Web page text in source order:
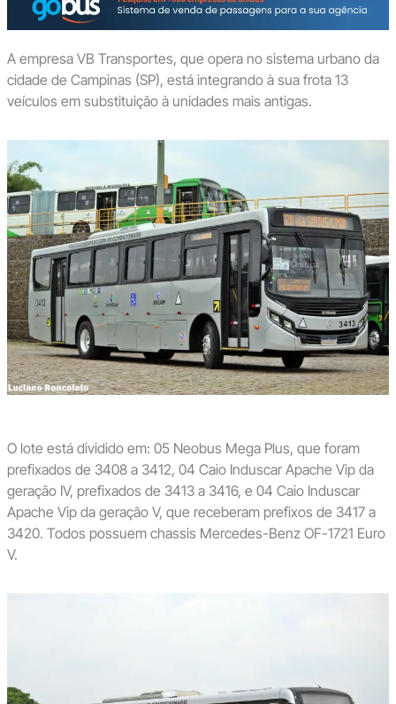
A empresa VB Transportes, que opera no sistema urbano da
cidade de Campinas (SP), está integrando à sua frota 13
veículos em substituição à unidades mais antigas.
O lote está dividido em: 05 Neobus Mega Plus, que foram
prefixados de 3408 a 3412, 04 Caio Induscar Apache Vip da
geração IV, prefixados de 3413 a 3416, e 04 Caio Induscar
Apache Vip da geração V, que receberam prefixos de 3417 a
3420. Todos possuem chassis Mercedes-Benz OF-1721 Euro
V.